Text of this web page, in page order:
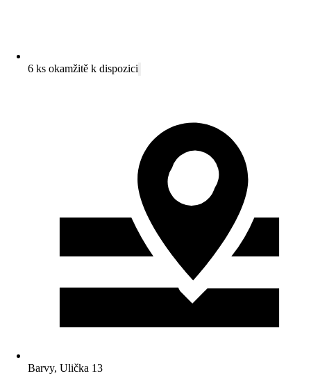
6 ks okamžitě k dispozici
Barvy, Ulička 13